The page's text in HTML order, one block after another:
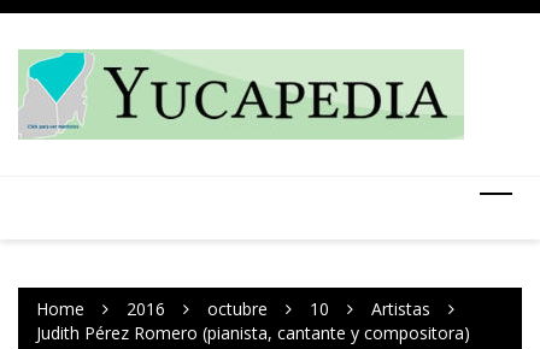
Skip
content
Home 2016 octubre 10
Artistas
Judith Pérez Romero (pianista, cantante y compositora)